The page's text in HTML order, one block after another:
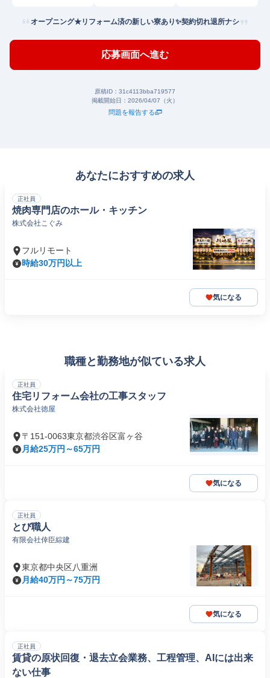
オープニング★リフォーム済の新しい寮あり✨契約切れ退所ナシ
応募画面へ進む
原稿ID： 31c4113bba719577
掲載開始日： 2026/04/07（火）
問題を報告する
あなたにおすすめの求人
正社員
焼肉専門店のホール・キッチン
株式会社こぐみ
フルリモート
時給30万円以上
気になる
職種と勤務地が似ている求人
正社員
住宅リフォーム会社の工事スタッフ
株式会社徳屋
〒151-0063東京都渋谷区富ヶ谷
月給25万円～65万円
気になる
正社員
とび職人
有限会社倖臣綜建
東京都中央区八重洲
月給40万円～75万円
気になる
正社員
賃貸の原状回復・退去立会業務、工程管理、AIには出来
ない仕事